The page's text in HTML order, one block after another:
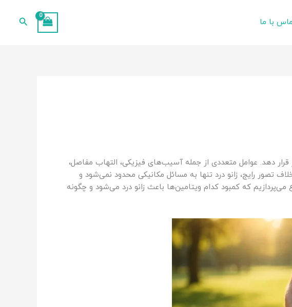
با ما
دهد. عوامل متعددی از جمله آسیب‌های فیزیکی، التهاب مفاصل،
تصور رایج، زانو درد تنها به مسائل مکانیکی محدود نمی‌شود و
که کمبود کدام ویتامین‌ها باعث زانو درد می‌شود و چگونه